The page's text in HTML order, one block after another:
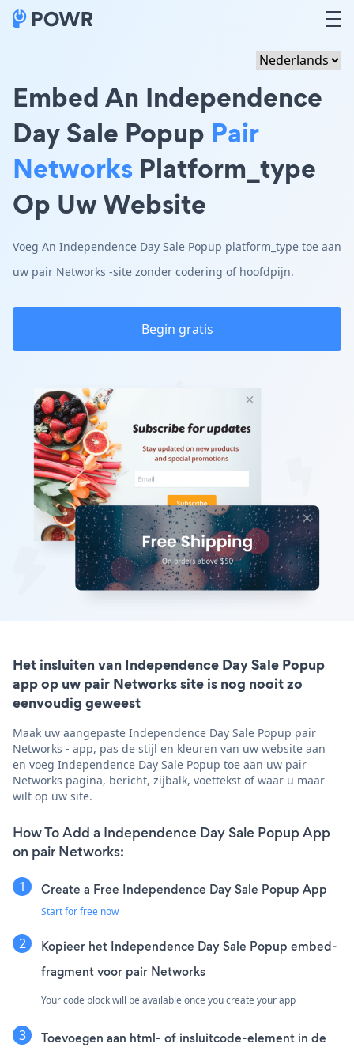
Embed An Independence
Day Sale Popup Pair
Networks Platform_type
Op Uw Website
Voeg An Independence Day Sale Popup platform_type toe aan
uw pair Networks -site zonder codering of hoofdpijn.
Begin gratis
Het insluiten van Independence Day Sale Popup
app op uw pair Networks site is nog nooit zo
eenvoudig geweest
Maak uw aangepaste Independence Day Sale Popup pair
Networks - app, pas de stijl en kleuren van uw website aan
en voeg Independence Day Sale Popup toe aan uw pair
Networks pagina, bericht, zijbalk, voettekst of waar u maar
wilt op uw site.
How To Add a Independence Day Sale Popup App
on pair Networks:
Create a Free Independence Day Sale Popup App
Start for free now
Kopieer het Independence Day Sale Popup embed-
fragment voor pair Networks
Your code block will be available once you create your app
Toevoegen aan html- of insluitcode-element in de